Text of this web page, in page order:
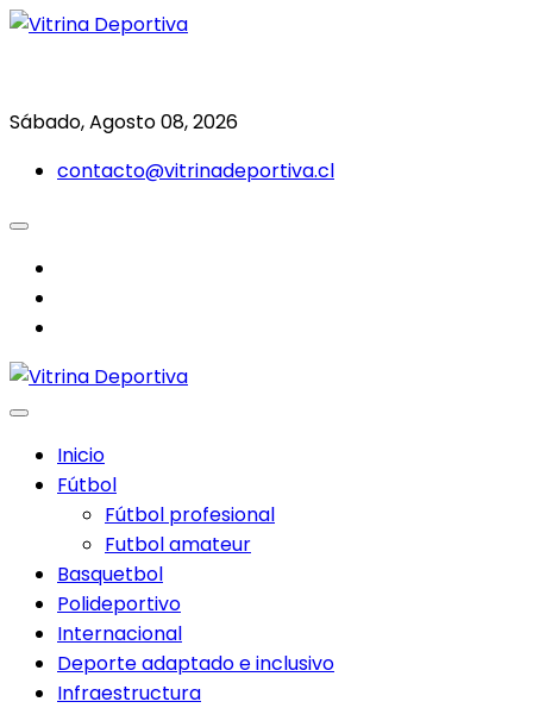
Saltar
Sábado, Agosto 08, 2026
contacto@vitrinadeportiva.cl
Inicio
Fútbol
Fútbol profesional
Futbol amateur
Basquetbol
Polideportivo
Internacional
Deporte adaptado e inclusivo
Infraestructura